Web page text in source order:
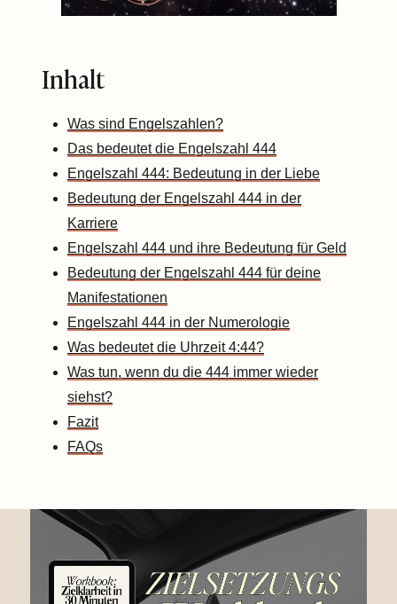
Inhalt
Was sind Engelszahlen?
Das bedeutet die Engelszahl 444
Engelszahl 444: Bedeutung in der Liebe
Bedeutung der Engelszahl 444 in der
Karriere
Engelszahl 444 und ihre Bedeutung für Geld
Bedeutung der Engelszahl 444 für deine
Manifestationen
Engelszahl 444 in der Numerologie
Was bedeutet die Uhrzeit 4:44?
Was tun, wenn du die 444 immer wieder
siehst?
Fazit
FAQs